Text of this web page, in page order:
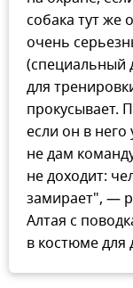
собака тут же
очень
(специальный
для
прокусывает.
если он в него
не дам
не доходит:
замирает", —
Алтая с
в костюме для